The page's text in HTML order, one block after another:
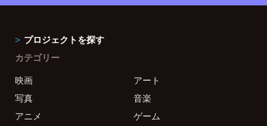
プロジェクトを探す
カテゴリー
映画
アート
写真
音楽
アニメ
ゲーム